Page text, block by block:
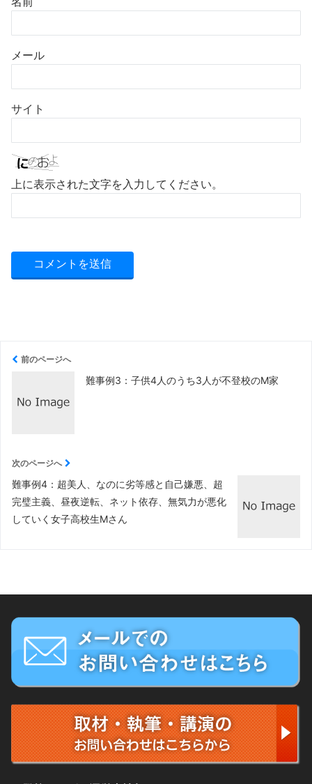
メール
サイト
上に表示された文字を入力してください。
前のページへ
難事例3：子供4人のうち3人が不登校のM家
次のページへ
難事例4：超美人、なのに劣等感と自己嫌悪、超
完璧主義、昼夜逆転、ネット依存、無気力が悪化
していく女子高校生Mさん